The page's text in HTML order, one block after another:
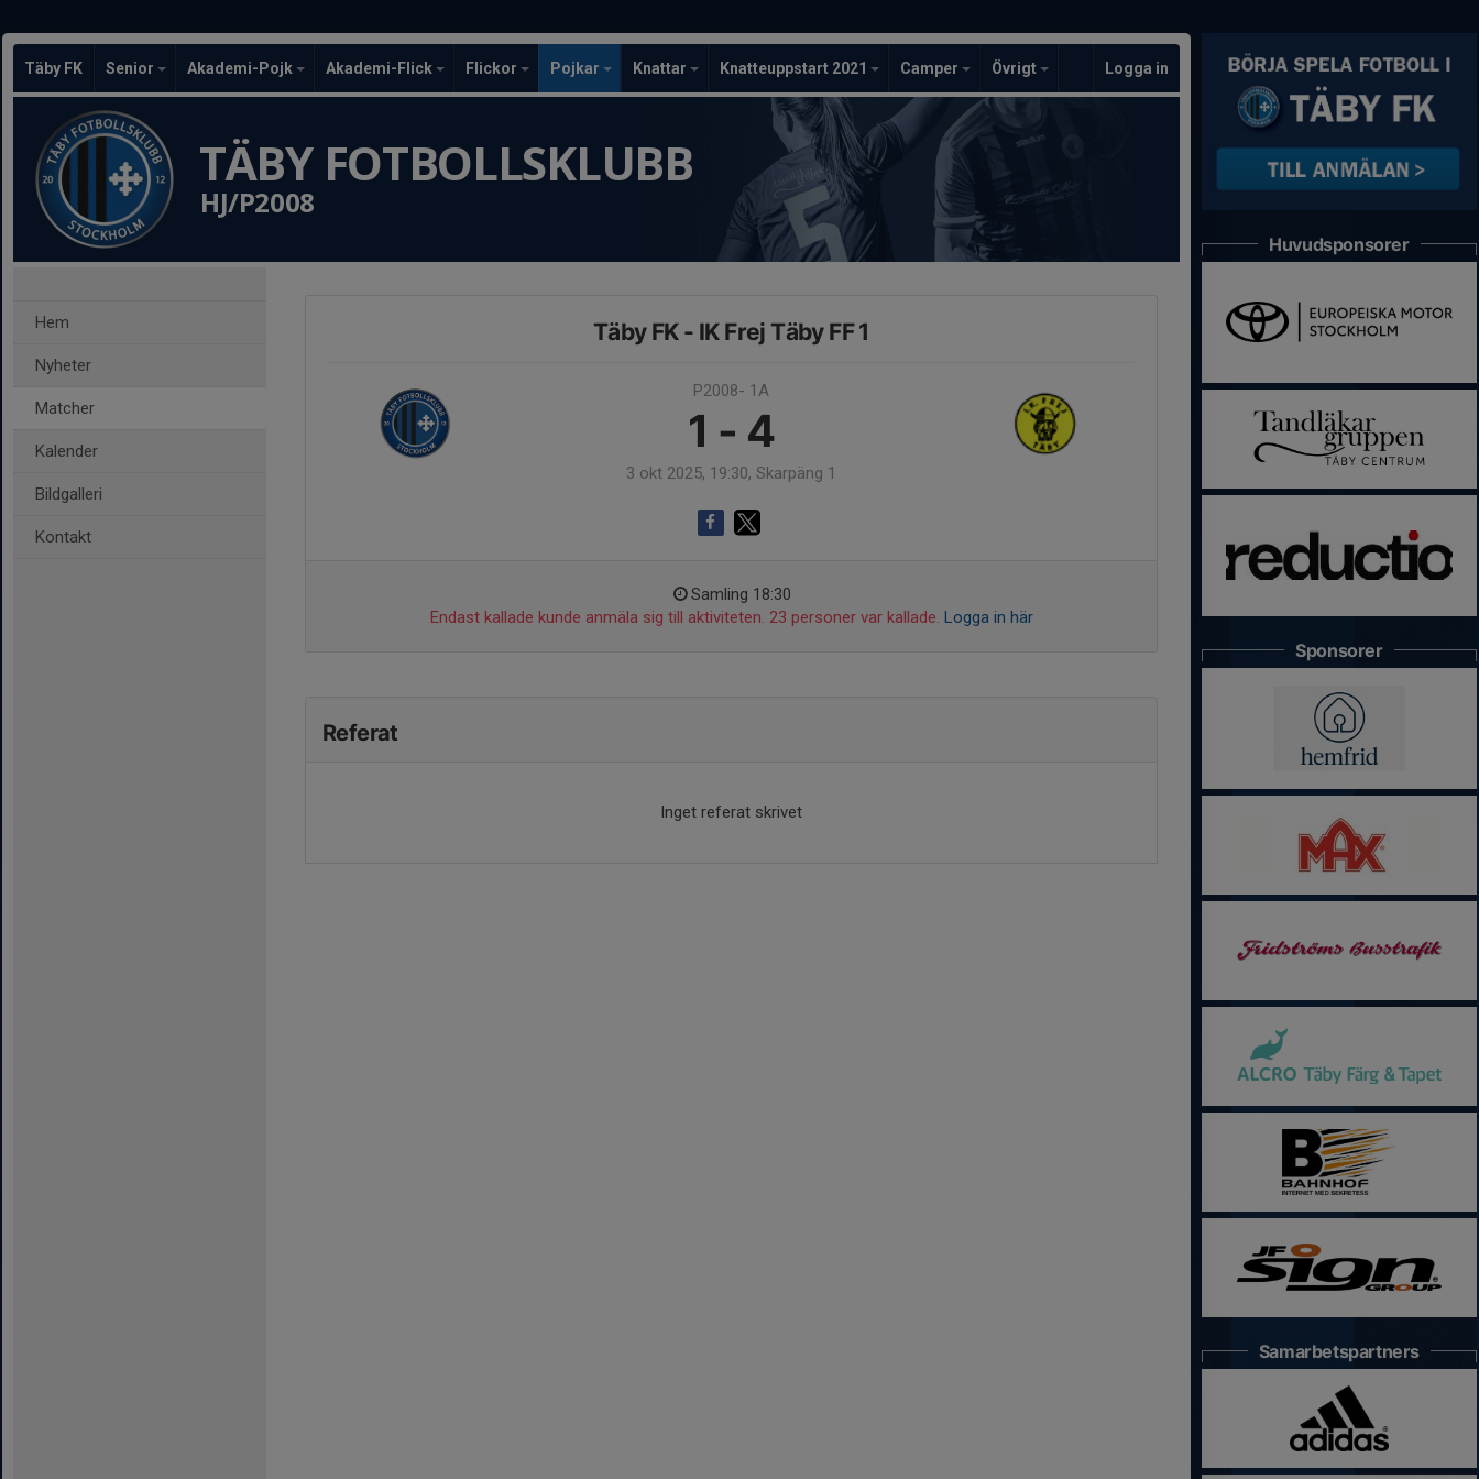
Täby FK Senior Akademi-Pojk Akademi-Flick Flickor Pojkar Knattar Knatteuppstart 2021 Camper Övrigt Logga in
TÄBY FOTBOLLSKLUBB
HJ/P2008
Hem
Nyheter
Matcher
Kalender
Bildgalleri
Kontakt
Täby FK - IK Frej Täby FF 1
P2008- 1A
1 - 4
3 okt 2025, 19:30, Skarpäng 1
Samling 18:30
Endast kallade kunde anmäla sig till aktiviteten. 23 personer var kallade. Logga in här
Referat
Inget referat skrivet
Huvudsponsorer
Sponsorer
Samarbetspartners